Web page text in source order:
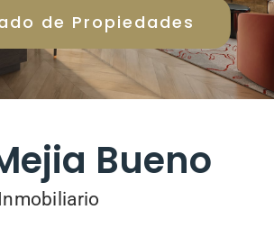
de Propiedades
Bueno